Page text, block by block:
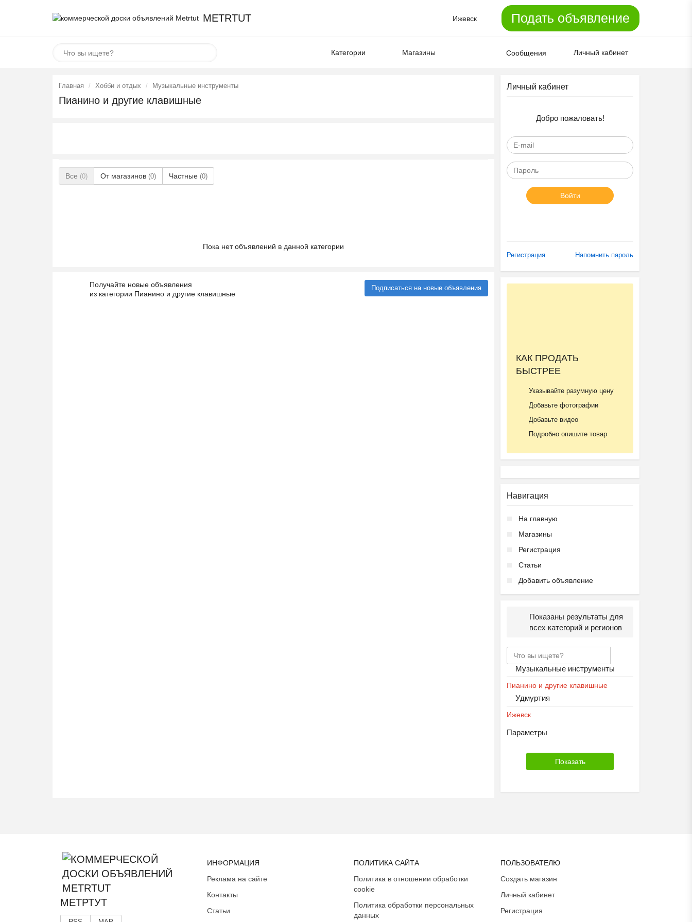
METRTUT Ижевск Подать объявление
Категории Магазины Сообщения Личный кабинет
Главная Хобби и отдых Музыкальные инструменты
Пианино и другие клавишные
Все (0) От магазинов (0) Частные (0)
Пока нет объявлений в данной категории
Получайте новые объявления
из категории Пианино и другие клавишные
Подписаться на новые объявления
Личный кабинет
Добро пожаловать!
Войти
Регистрация Напомнить пароль
КАК ПРОДАТЬ
БЫСТРЕЕ
Указывайте разумную цену
Добавьте фотографии
Добавьте видео
Подробно опишите товар
Навигация
На главную
Магазины
Регистрация
Статьи
Добавить объявление
Показаны результаты для
всех категорий и регионов
Музыкальные инструменты
Пианино и другие клавишные
Удмуртия
Ижевск
Параметры
МЕТРТУТ
ИНФОРМАЦИЯ
Реклама на сайте
Контакты
Статьи
ПОЛИТИКА САЙТА
Политика в отношении обработки
cookie
Политика обработки персональных
данных
ПОЛЬЗОВАТЕЛЮ
Создать магазин
Личный кабинет
Регистрация